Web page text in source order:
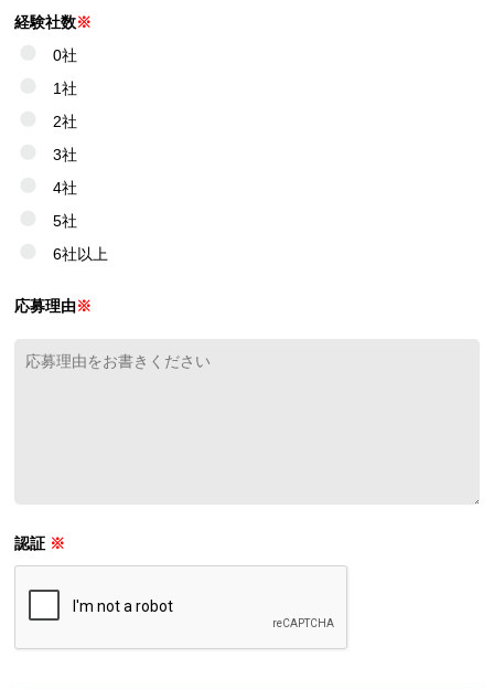
経験社数※
0社
1社
2社
3社
4社
5社
6社以上
応募理由※
認証 ※